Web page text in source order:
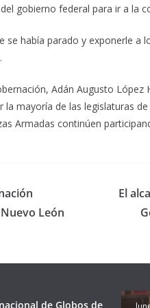
gobierno federal para ir a la
se había parado y exponerle a
Adán Augusto López
la mayoría de las legislaturas
Armadas continúen
León
El
de Globos de